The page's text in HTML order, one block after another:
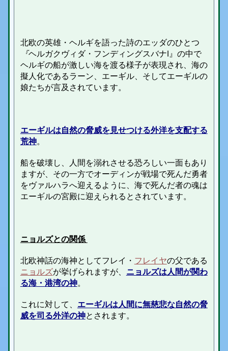
北欧の英雄・ヘルギを語った詩のエッダのひとつ
『ヘルガクヴィダ・フンディングスバナI』の中で
ヘルギの船が激しい海を渡る様子が表現され、海の
擬人化であるラーン、エーギル、そしてエーギルの
娘たちが言及されています。
エーギルは自然の脅威を見せつける外洋を支配する
荒神。
船を破壊し、人間を溺れさせる恐ろしい一面もあり
ますが、 その一方でオーディンが戦場で死んだ勇者
をヴァルハラへ迎えるように、海で死んだ者の魂は
エーギルの宮殿に迎えられるとされています。
ニョルズとの関係
北欧神話の海神としてフレイ・ フレイヤの父である
ニョルズが挙げられますが、 ニョルズは人間が関わ
る海・ 港湾の神。
これに対して、 エーギルは人間に無慈悲な自然の脅
威を司る外洋の神とされます。